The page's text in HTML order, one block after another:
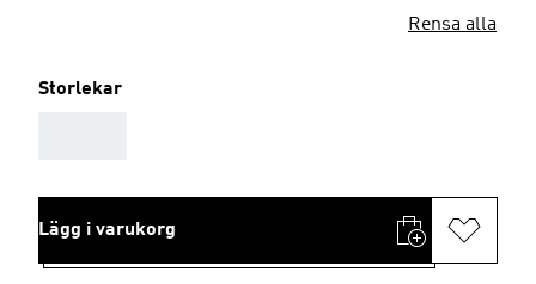
Rensa alla
Storlekar
Lägg i varukorg